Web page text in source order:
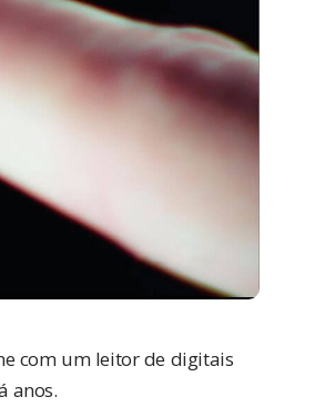
com um leitor de digitais
anos.